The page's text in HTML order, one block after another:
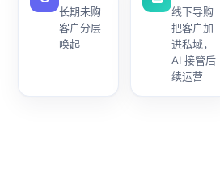
长期未购
客户分层
唤起
线下导购
把客户加
进私域，
AI 接管后
续运营